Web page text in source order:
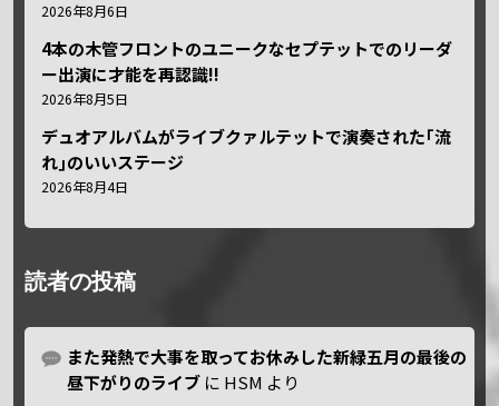
2026年8月6日
4本の木管フロントのユニークなセプテットでのリーダ
ー出演に才能を再認識!!
2026年8月5日
デュオアルバムがライブクァルテットで演奏された｢流
れ｣のいいステージ
2026年8月4日
読者の投稿
また発熱で大事を取ってお休みした新緑五月の最後の
昼下がりのライブ に HSM より